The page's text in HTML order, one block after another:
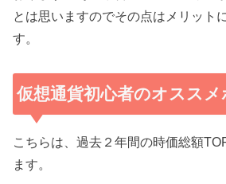
とは思いますのでその点はメリット
す。
仮想通貨初心者のオスス
こちらは、過去２年間の時価総額
ます。